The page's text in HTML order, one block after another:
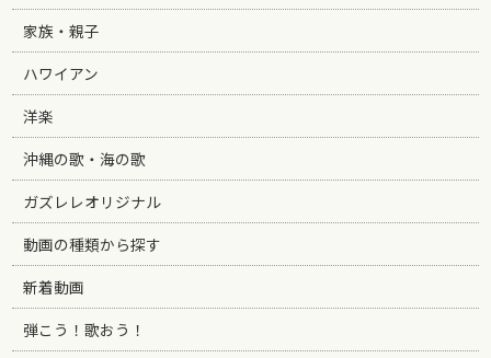
家族・親子
ハワイアン
洋楽
沖縄の歌・海の歌
ガズレレオリジナル
動画の種類から探す
新着動画
弾こう！歌おう！